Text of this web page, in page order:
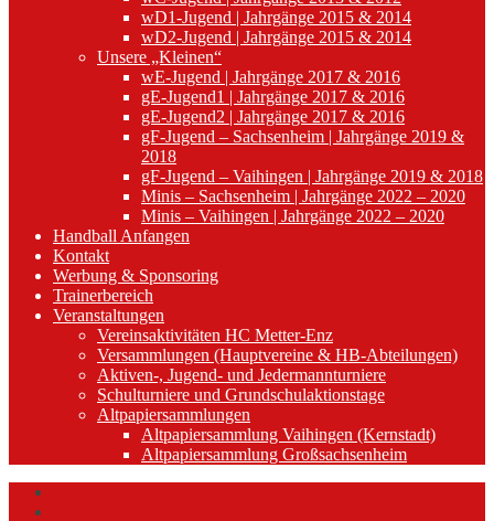
wD1-Jugend | Jahrgänge 2015 & 2014
wD2-Jugend | Jahrgänge 2015 & 2014
Unsere „Kleinen“
wE-Jugend | Jahrgänge 2017 & 2016
gE-Jugend1 | Jahrgänge 2017 & 2016
gE-Jugend2 | Jahrgänge 2017 & 2016
gF-Jugend – Sachsenheim | Jahrgänge 2019 &
2018
gF-Jugend – Vaihingen | Jahrgänge 2019 & 2018
Minis – Sachsenheim | Jahrgänge 2022 – 2020
Minis – Vaihingen | Jahrgänge 2022 – 2020
Handball Anfangen
Kontakt
Werbung & Sponsoring
Trainerbereich
Veranstaltungen
Vereinsaktivitäten HC Metter-Enz
Versammlungen (Hauptvereine & HB-Abteilungen)
Aktiven-, Jugend- und Jedermannturniere
Schulturniere und Grundschulaktionstage
Altpapiersammlungen
Altpapiersammlung Vaihingen (Kernstadt)
Altpapiersammlung Großsachsenheim